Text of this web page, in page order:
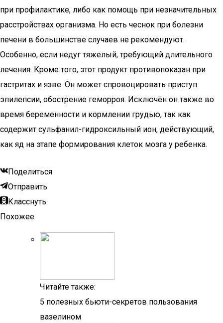
при профилактике, либо как помощь при незначительных
расстройствах организма. Но есть чеснок при болезни
печени в большинстве случаев не рекомендуют.
Особенно, если недуг тяжелый, требующий длительного
лечения. Кроме того, этот продукт противопоказан при
гастритах и язве. Он может спровоцировать приступ
эпилепсии, обострение геморроя. Исключён он также во
время беременности и кормлении грудью, так как
содержит сульфанил-гидроксильный ион, действующий,
как яд на этапе формирования клеток мозга у ребенка.
Поделиться
Отправить
Класснуть
Похожее
Читайте также:
5 полезных бьюти-секретов пользования
вазелином